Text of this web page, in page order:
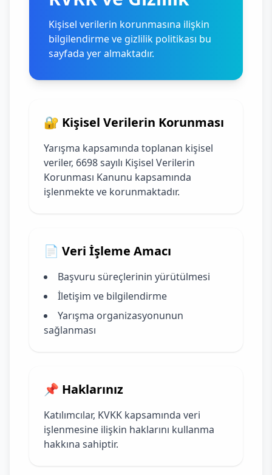
Kişisel verilerin korunmasına ilişkin
bilgilendirme ve gizlilik politikası bu
sayfada yer almaktadır.
🔐 Kişisel Verilerin Korunması
Yarışma kapsamında toplanan kişisel
veriler, 6698 sayılı Kişisel Verilerin
Korunması Kanunu kapsamında
işlenmekte ve korunmaktadır.
📄 Veri İşleme Amacı
Başvuru süreçlerinin yürütülmesi
İletişim ve bilgilendirme
Yarışma organizasyonunun
sağlanması
📌 Haklarınız
Katılımcılar, KVKK kapsamında veri
işlenmesine ilişkin haklarını kullanma
hakkına sahiptir.